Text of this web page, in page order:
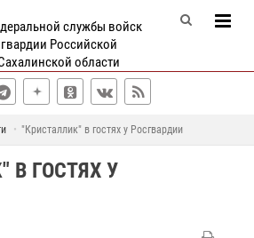
службы войск
Российской
области
"Кристаллик" в гостях у Росгвардии
В ГОСТЯХ У